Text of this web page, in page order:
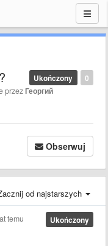
0
Ukończony
przezГеоргий
Obserwuj
od najstarszych
Ukończony
temu